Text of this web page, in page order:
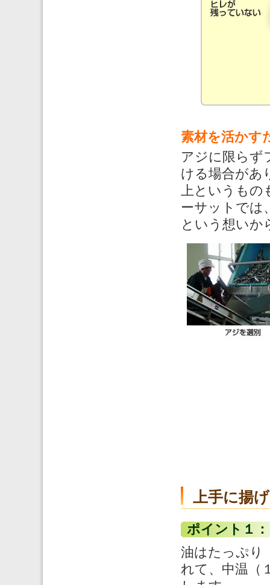
素材を活かす
アジに限らず
ける場合があ
上というもの
ーサットでは
という想いか
上手に揚
ポイント１
油はたっぷり
れて、中温（